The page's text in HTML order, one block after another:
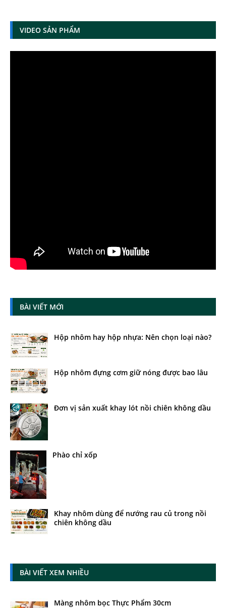
VIDEO SẢN PHẨM
BÀI VIẾT MỚI
Hộp nhôm hay hộp nhựa: Nên chọn loại nào?
Hộp nhôm đựng cơm giữ nóng được bao lâu
Đơn vị sản xuất khay lót nồi chiên không dầu
Phào chỉ xốp
Khay nhôm dùng để nướng rau củ trong nồi
chiên không dầu
BÀI VIẾT XEM NHIỀU
Màng nhôm bọc Thực Phẩm 30cm